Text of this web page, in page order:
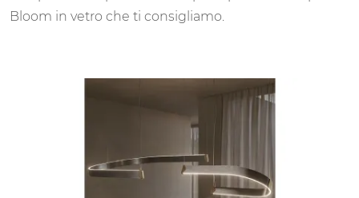
Bloom in vetro che ti consigliamo.